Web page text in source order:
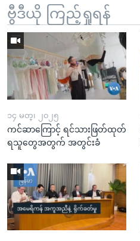
ဗွီဒီယို ကြည့်ရှုရန်
၁၄ မတ္၊ ၂၀၂၅
ကင်ဆာကြောင့် ရင်သားဖြတ်ထုတ်
ရသူတွေအတွက် အတွင်းခံ